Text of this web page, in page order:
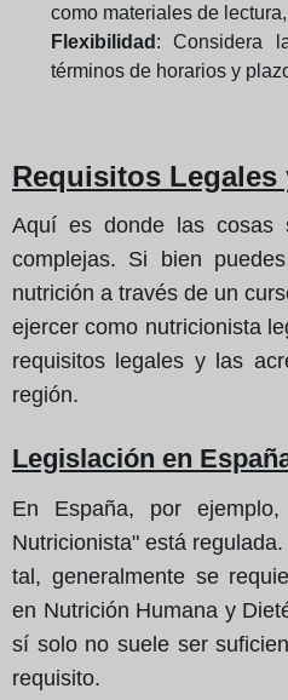
como materiales de
Flexibilidad : Considera
términos de horarios y
Requisitos
Aquí es donde las cosas
complejas. Si bien
nutrición a través de un
ejercer como nutricionista
requisitos legales y las
región.
Legislación en
En España, por
Nutricionista" está
tal, generalmente se
en Nutrición Humana y
sí solo no suele ser
requisito.